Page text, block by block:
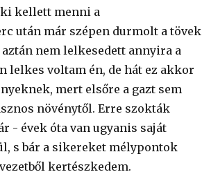
kellett menni a
után már szépen durmolt a tövek
nem lelkesedett annyira a
lelkes voltam én, de hát ez akkor
mert elsőre a gazt sem
növénytől. Erre szokták
- évek óta van ugyanis saját
s bár a sikereket mélypontok
kertészkedem.